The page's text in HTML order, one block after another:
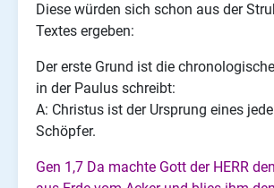
Diese würden sich schon aus der
Textes ergeben:
Der erste Grund ist die
in der Paulus schreibt:
A: Christus ist der Ursprung eines
Schöpfer.
Gen 1,7 Da machte Gott der HERR